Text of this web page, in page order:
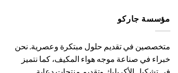
مؤسسة جاركو
متخصصين في تقديم حلول مبتكرة وعصرية. نحن
خبراء في صناعة موجه هواء المكيف، كما نتميز